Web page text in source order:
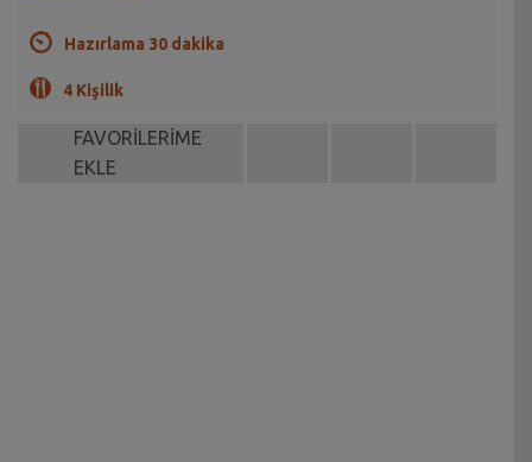
Hazırlama 30 dakika
4 Kişilik
FAVORİLERİME
EKLE